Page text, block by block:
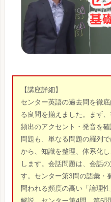
【講座詳細】
センター英語の過去問を徹
る良問を揃えました。まず
頻出のアクセント・発音を
問題も、単なる問題の羅列
から、知識を整理、体系化
します。会話問題は、会話
す。センター第3問の語彙・
問われる頻度の高い「論理